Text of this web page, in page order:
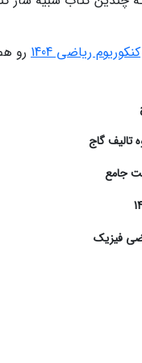
کنکوریوم ریاضی 1404
رو
تالیف گاج
جامع
فیزیک